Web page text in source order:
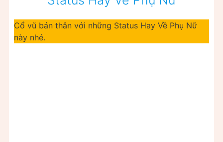
Cổ vũ bản thân với những Status Hay Về Phụ Nữ
này nhé.